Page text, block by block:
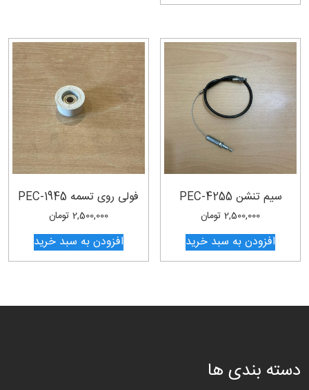
سیم تنشن PEC-4255
2,500,000 تومان
افزودن به سبد خرید
فولی روی تسمه PEC-1945
2,500,000 تومان
افزودن به سبد خرید
دسته بندی ها